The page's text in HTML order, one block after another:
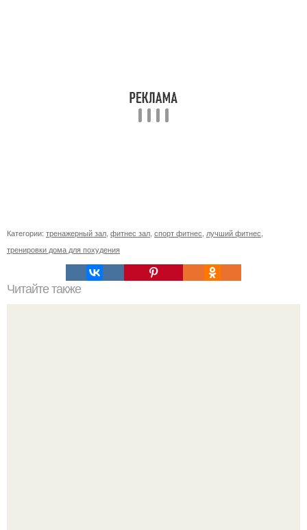
Категории: тренажерный зал фитнес зал спорт фитнес лучший фитнес
тренировки дома для похудения
Читайте также